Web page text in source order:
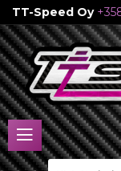
TT-Speed Oy
Skip
to
Content